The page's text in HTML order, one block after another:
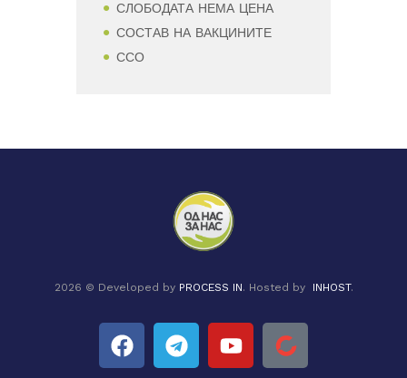
СЛОБОДАТА НЕМА ЦЕНА
СОСТАВ НА ВАКЦИНИТЕ
ССО
2026 © Developed by PROCESS IN. Hosted by INHOST.